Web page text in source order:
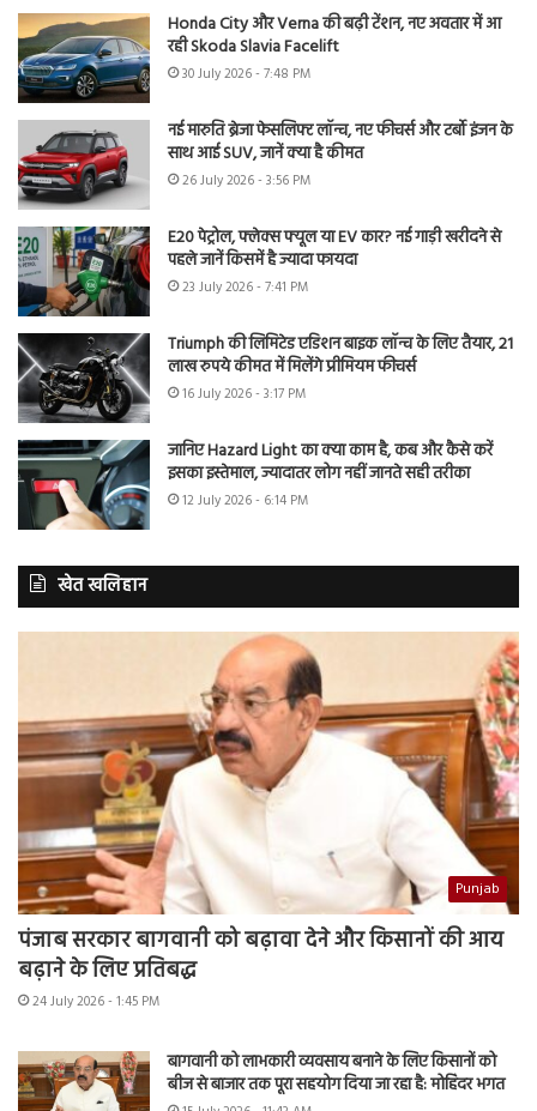
Honda City और Verna की बढ़ी टेंशन, नए अवतार में आ
रही Skoda Slavia Facelift
30 July 2026 - 7:48 PM
नई मारुति ब्रेजा फेसलिफ्ट लॉन्च, नए फीचर्स और टर्बो इंजन के
साथ आई SUV, जानें क्या है कीमत
26 July 2026 - 3:56 PM
E20 पेट्रोल, फ्लेक्स फ्यूल या EV कार? नई गाड़ी खरीदने से
पहले जानें किसमें है ज्यादा फायदा
23 July 2026 - 7:41 PM
Triumph की लिमिटेड एडिशन बाइक लॉन्च के लिए तैयार, 21
लाख रुपये कीमत में मिलेंगे प्रीमियम फीचर्स
16 July 2026 - 3:17 PM
जानिए Hazard Light का क्या काम है, कब और कैसे करें
इसका इस्तेमाल, ज्यादातर लोग नहीं जानते सही तरीका
12 July 2026 - 6:14 PM
खेत खलिहान
Punjab
पंजाब सरकार बागवानी को बढ़ावा देने और किसानों की आय
बढ़ाने के लिए प्रतिबद्ध
24 July 2026 - 1:45 PM
बागवानी को लाभकारी व्यवसाय बनाने के लिए किसानों को
बीज से बाजार तक पूरा सहयोग दिया जा रहा है: मोहिंदर भगत